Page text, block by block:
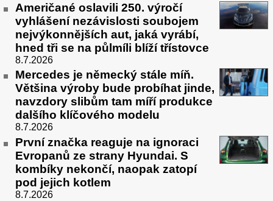
Američané oslavili 250. výročí
vyhlášení nezávislosti soubojem
nejvýkonnějších aut, jaká vyrábí,
hned tři se na půlmíli blíží třístovce
8.7.2026
Mercedes je německý stále míň.
Většina výroby bude probíhat jinde,
navzdory slibům tam míří produkce
dalšího klíčového modelu
8.7.2026
První značka reaguje na ignoraci
Evropanů ze strany Hyundai. S
kombíky nekončí, naopak zatopí
pod jejich kotlem
8.7.2026